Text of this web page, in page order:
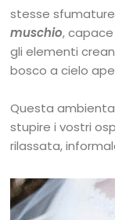
stesse
muschio,
gli elementi
bosco a cielo
Questa
stupire i vostri
rilassata,